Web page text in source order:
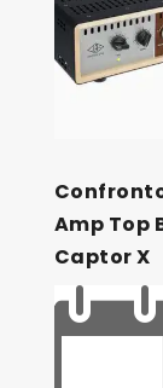
Amp Top
Captor X